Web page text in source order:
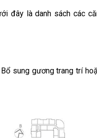
đây là danh sách các
sung gương trang trí